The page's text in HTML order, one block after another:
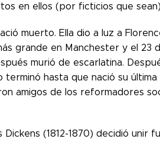
en ellos (por ficticios que
muerto. Ella dio a luz a
grande en Manchester y el 23
murió de escarlatina.
hasta que nació su
amigos de los reformadores
(1812-1870) decidió unir